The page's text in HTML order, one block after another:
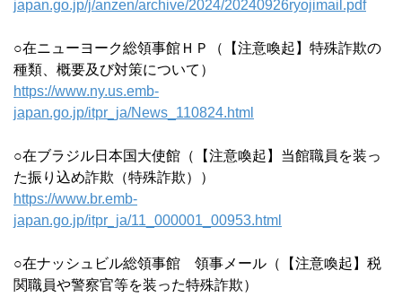
japan.go.jp/j/anzen/archive/2024/20240926ryojimail.pdf
○在ニューヨーク総領事館ＨＰ（【注意喚起】特殊詐欺の
種類、概要及び対策について）
https://www.ny.us.emb-
japan.go.jp/itpr_ja/News_110824.html
○在ブラジル日本国大使館（【注意喚起】当館職員を装っ
た振り込め詐欺（特殊詐欺））
https://www.br.emb-
japan.go.jp/itpr_ja/11_000001_00953.html
○在ナッシュビル総領事館 領事メール（【注意喚起】税
関職員や警察官等を装った特殊詐欺）